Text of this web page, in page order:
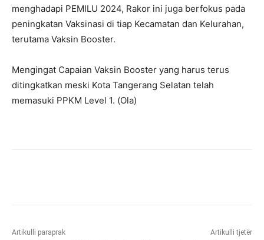
menghadapi PEMILU 2024, Rakor ini juga berfokus pada
peningkatan Vaksinasi di tiap Kecamatan dan Kelurahan,
terutama Vaksin Booster.
Mengingat Capaian Vaksin Booster yang harus terus
ditingkatkan meski Kota Tangerang Selatan telah
memasuki PPKM Level 1. (Ola)
Artikulli paraprak Artikulli tjetër